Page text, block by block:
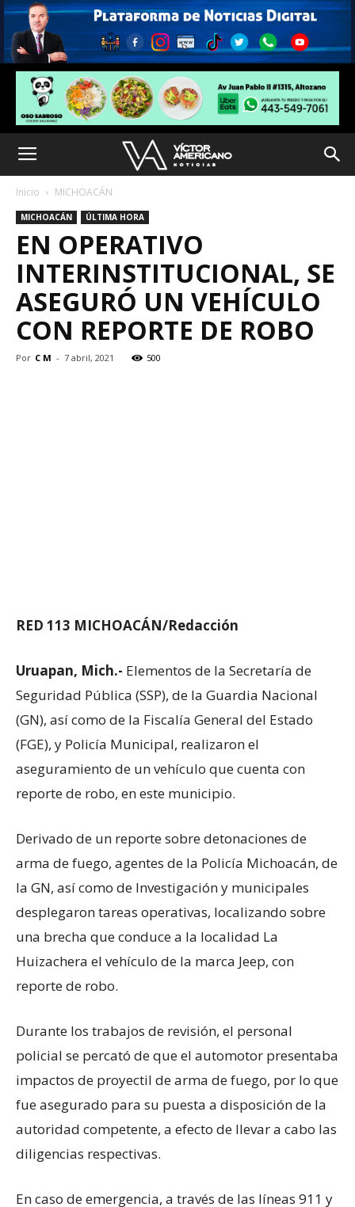
Inicio MICHOACÁN
MICHOACÁN ÚLTIMA HORA
EN OPERATIVO
INTERINSTITUCIONAL, SE
ASEGURÓ UN VEHÍCULO
CON REPORTE DE ROBO
Por C M - 7 abril, 2021 500
RED 113 MICHOACÁN/Redacción
Uruapan, Mich.- Elementos de la Secretaría de
Seguridad Pública (SSP), de la Guardia Nacional
(GN), así como de la Fiscalía General del Estado
(FGE), y Policía Municipal, realizaron el
aseguramiento de un vehículo que cuenta con
reporte de robo, en este municipio.
Derivado de un reporte sobre detonaciones de
arma de fuego, agentes de la Policía Michoacán, de
la GN, así como de Investigación y municipales
desplegaron tareas operativas, localizando sobre
una brecha que conduce a la localidad La
Huizachera el vehículo de la marca Jeep, con
reporte de robo.
Durante los trabajos de revisión, el personal
policial se percató de que el automotor presentaba
impactos de proyectil de arma de fuego, por lo que
fue asegurado para su puesta a disposición de la
autoridad competente, a efecto de llevar a cabo las
diligencias respectivas.
En caso de emergencia, a través de las líneas 911 y